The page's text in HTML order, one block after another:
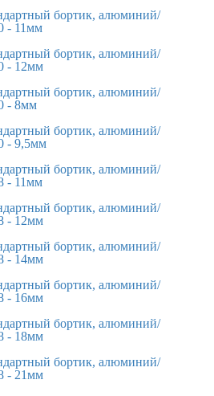
бортик, алюминий/
- 11мм
бортик, алюминий/
- 12мм
бортик, алюминий/
- 8мм
бортик, алюминий/
- 9,5мм
бортик, алюминий/
- 11мм
бортик, алюминий/
- 12мм
бортик, алюминий/
- 14мм
бортик, алюминий/
- 16мм
бортик, алюминий/
- 18мм
бортик, алюминий/
- 21мм